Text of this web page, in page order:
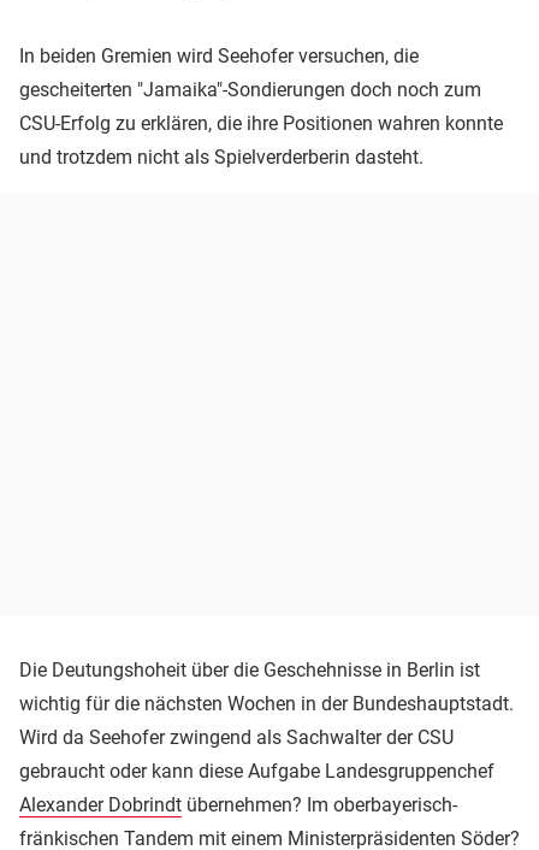
In beiden Gremien wird Seehofer versuchen, die
gescheiterten "Jamaika"-Sondierungen doch noch zum
CSU-Erfolg zu erklären, die ihre Positionen wahren konnte
und trotzdem nicht als Spielverderberin dasteht.
Die Deutungshoheit über die Geschehnisse in Berlin ist
wichtig für die nächsten Wochen in der Bundeshauptstadt.
Wird da Seehofer zwingend als Sachwalter der CSU
gebraucht oder kann diese Aufgabe Landesgruppenchef
Alexander Dobrindt übernehmen? Im oberbayerisch-
fränkischen Tandem mit einem Ministerpräsidenten Söder?